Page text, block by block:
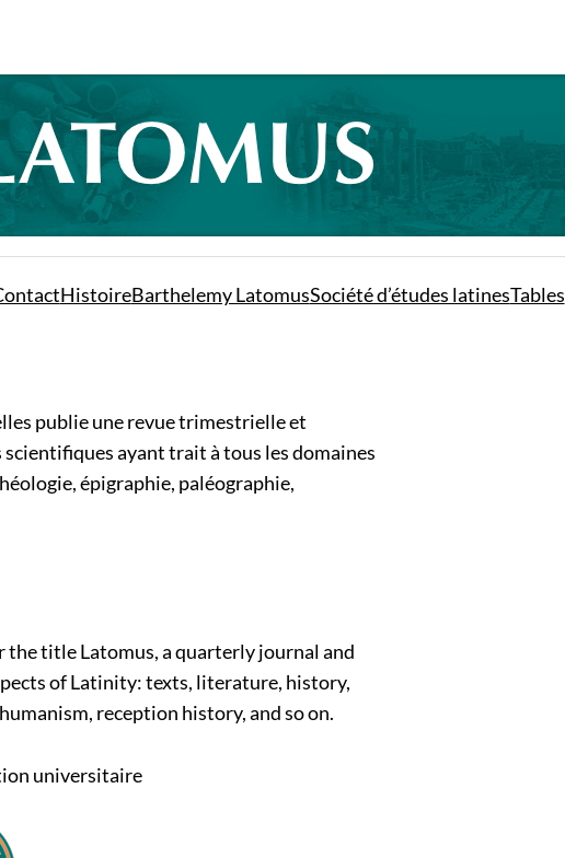
HistoireBarthelemy LatomusSociété d’études latinesTables
publie une revue trimestrielle et
ayant trait à tous les domaines
épigraphie, paléographie,
the title Latomus, a quarterly journal and
of Latinity: texts, literature, history,
reception history, and so on.
universitaire